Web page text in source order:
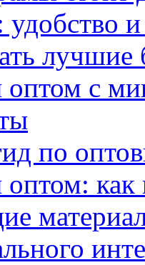
удобство
оптом с
по